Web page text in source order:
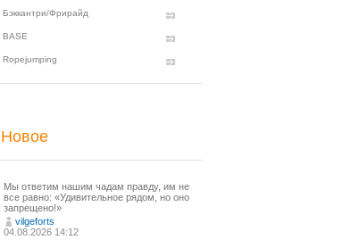
Бэккантри/Фрирайд
BASE
Ropejumping
Новое
Мы ответим нашим чадам правду, им не
все равно: «Удивительное рядом, но оно
запрещено!»
vilgeforts
04.08.2026 14:12